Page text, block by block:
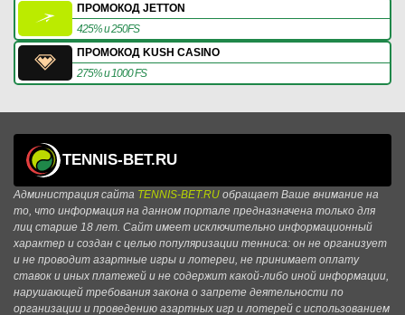
ПРОМОКОД JETTON
425% и 250FS
ПРОМОКОД KUSH CASINO
275% и 1000 FS
TENNIS-BET.RU
Администрация сайта TENNIS-BET.RU обращает Ваше внимание на
то, что информация на данном портале предназначена только для
лиц старше 18 лет. Сайт имеет исключительно информационный
характер и создан с целью популяризации тенниса: он не организует
и не проводит азартные игры и лотереи, не принимает оплату
ставок и иных платежей и не содержит какой-либо иной информации,
нарушающей требования закона о запрете деятельности по
организации и проведению азартных игр и лотерей с использованием